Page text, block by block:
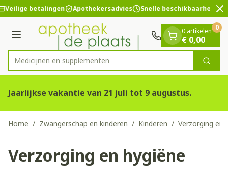
Ga naar de inhoud
2 van 2
Veilige betalingen Apothekersadvies Snelle beschikbaarheid
Menu
Product, merk, categorie...
Medicijnen Zoek
0 artikelen
€ 0,00
0
Jaarlijkse vakantie van 21 juli tot 9 augustus.
Home / Zwangerschap en kinderen / Kinderen / Verzorging en
Verzorging en hygiëne